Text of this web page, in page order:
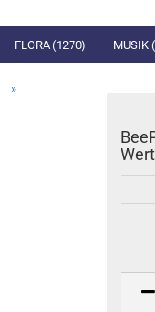
FLORA (1270) MUSIK
»